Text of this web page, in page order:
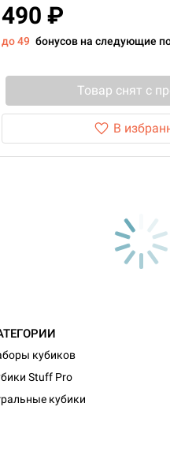
490 ₽
до 49 бонусов на следующие
Товар снят с
В
кубиков
Stuff Pro
кубики
Братья